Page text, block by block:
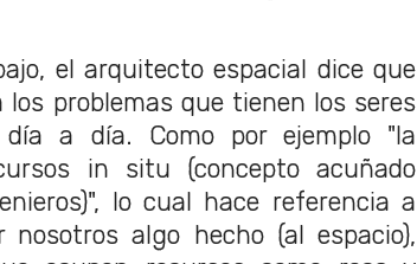
el arquitecto espacial dice que
los problemas que tienen los seres
a día. Como por ejemplo "la
in situ (concepto acuñado
lo cual hace referencia a
nosotros algo hecho (al espacio),